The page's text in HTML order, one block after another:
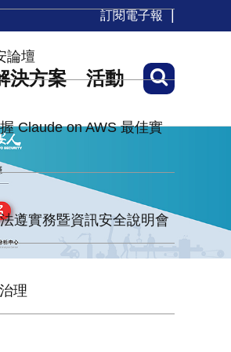
訂閱電子報
決方案 活動
論壇
Claude on AWS 最佳實
遵實務暨資訊安全說明會
理